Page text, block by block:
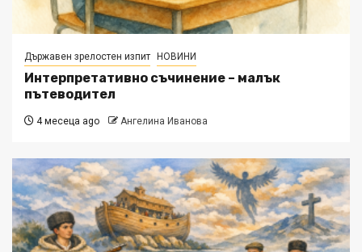
Държавен зрелостен изпит НОВИНИ
Интерпретативно съчинение – малък
пътеводител
4 месеца ago Ангелина Иванова